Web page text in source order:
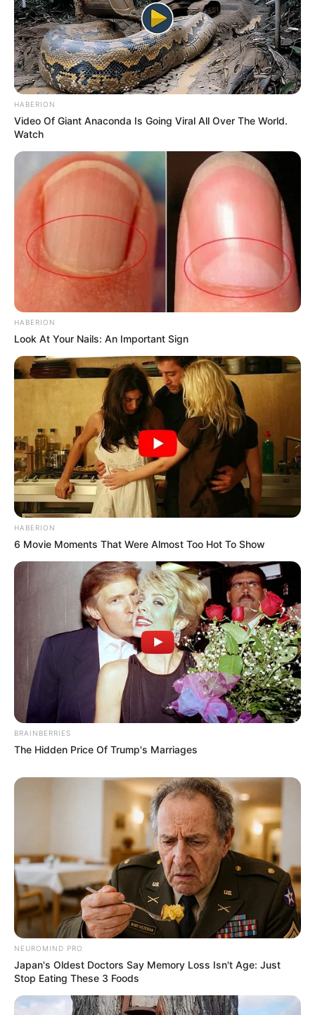
HABERION
Video Of Giant Anaconda Is Going Viral All Over The World.
Watch
HABERION
Look At Your Nails: An Important Sign
HABERION
6 Movie Moments That Were Almost Too Hot To Show
BRAINBERRIES
The Hidden Price Of Trump's Marriages
NEUROMIND PRO
Japan's Oldest Doctors Say Memory Loss Isn't Age: Just
Stop Eating These 3 Foods